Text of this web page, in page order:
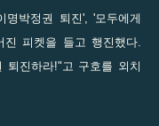
명박정권 퇴진', '모두에게
진 피켓을 들고 행진했다.
퇴진하라!"고 구호를 외치